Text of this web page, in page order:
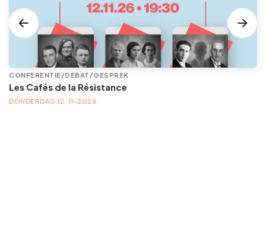
CONFERENTIE/DEBAT/GESPREK
Les Cafés de la Résistance
DONDERDAG 12-11-2026